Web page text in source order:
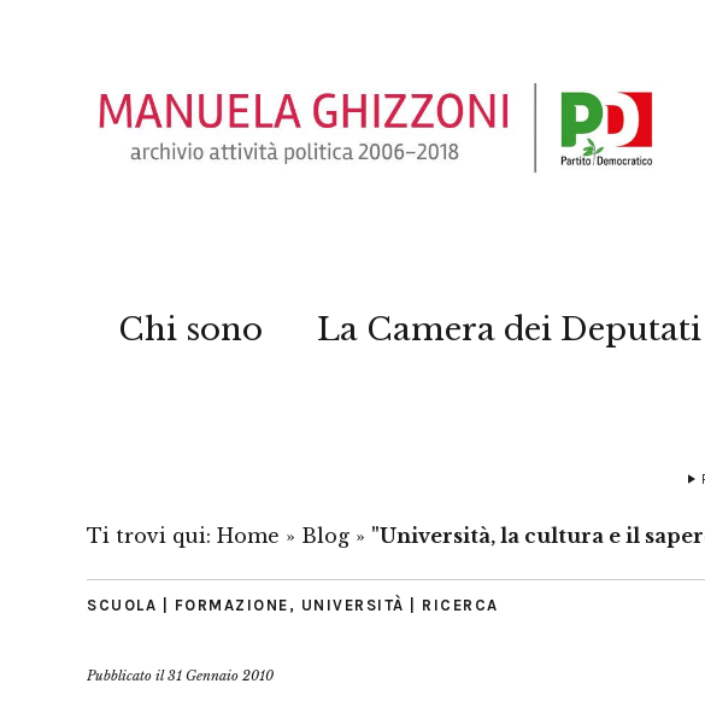
Chi sono La Camera dei Deputati
Ti trovi qui: Home » Blog » "Università, la cultura e il
SCUOLA | FORMAZIONE , UNIVERSITÀ | RICERCA
Pubblicato il31 Gennaio 2010